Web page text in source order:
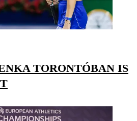
TORONTÓBAN IS